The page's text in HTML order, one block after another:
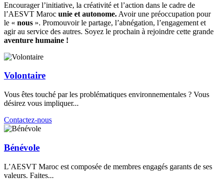
Encourager l’initiative, la créativité et l’action dans le cadre de
l’AESVT Maroc unie et autonome. Avoir une préoccupation pour
le « nous ». Promouvoir le partage, l’abnégation, l’engagement et
agir au service des autres. Soyez le prochain à rejoindre cette grande
aventure humaine !
Volontaire
Vous êtes touché par les problématiques environnementales ? Vous
désirez vous impliquer...
Contactez-nous
Bénévole
L’AESVT Maroc est composée de membres engagés garants de ses
valeurs. Faites...